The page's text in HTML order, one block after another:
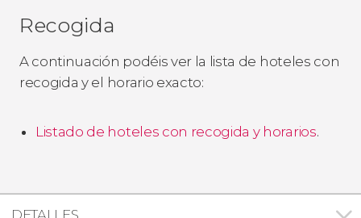
Recogida
A continuación podéis ver la lista de hoteles con
recogida y el horario exacto:
Listado de hoteles con recogida y horarios.
DETALLES